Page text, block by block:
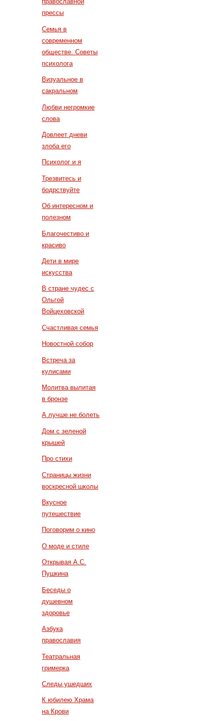
прессы
Семья в
современном
обществе. Советы
психолога
Визуальное в
сакральном
Любви негромкие
слова
Довлеет дневи
злоба его
Психолог и я
Трезвитесь и
бодрствуйте
Об интересном и
полезном
Благочестиво и
красиво
Дети в мире
искусства
В стране чудес с
Ольгой
Войцеховской
Счастливая семья
Новостной собор
Встреча за
кулисами
Молитва вылитая
в бронзе
А лучше не болеть
Дом с зеленой
крышей
Про стихи
Страницы жизни
воскресной школы
Вкусное
путешествие
Поговорим о кино
О моде и стиле
Открывая А.С.
Пушкина
Беседы о
душевном
здоровье
Азбука
православия
Театральная
гримерка
Следы ушедших
К юбилею Храма
на Крови